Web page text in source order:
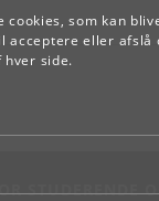
som kan
eller
hver side.
STUDERENDE